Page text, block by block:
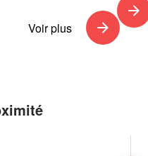
arrow_forward
Voir plus arrow_forward
Urgences / pannes